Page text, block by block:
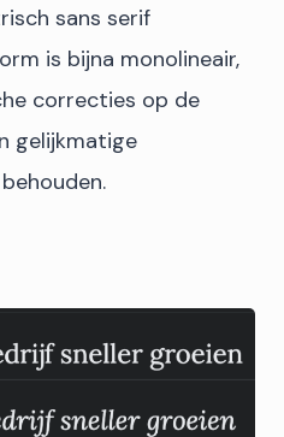
sans serif
is bijna monolineair,
correcties op de
​​gelijkmatige